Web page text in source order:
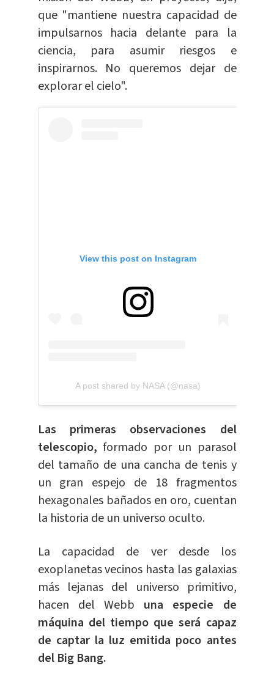
que "mantiene nuestra capacidad de
impulsarnos hacia delante para la
ciencia, para asumir riesgos e
inspirarnos. No queremos dejar de
explorar el cielo".
View this post on Instagram
A post shared by NASA (@nasa)
Las primeras observaciones del
telescopio, formado por un parasol
del tamaño de una cancha de tenis y
un gran espejo de 18 fragmentos
hexagonales bañados en oro, cuentan
la historia de un universo oculto.
La capacidad de ver desde los
exoplanetas vecinos hasta las galaxias
más lejanas del universo primitivo,
hacen del Webb una especie de
máquina del tiempo que será capaz
de captar la luz emitida poco antes
del Big Bang.